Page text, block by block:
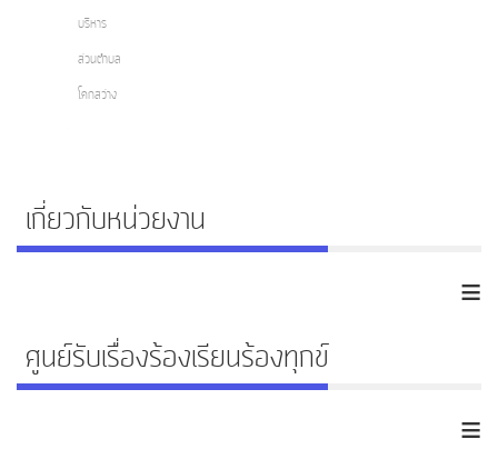
บริหาร
ส่วนตำบล
โคกสว่าง
เกี่ยวกับหน่วยงาน
≡
ศูนย์รับเรื่องร้องเรียนร้องทุกข์
≡